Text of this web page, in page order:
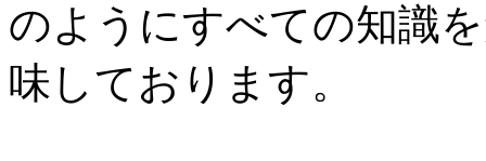
のようにすべての知識
味しております。